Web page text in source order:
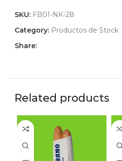
SKU: FB01-NK-28
Category: Productos de Stock
Share:
Related products